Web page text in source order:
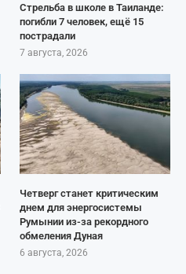
Стрельба в школе в Таиланде:
погибли 7 человек, ещё 15
пострадали
7 августа, 2026
Четверг станет критическим
днем для энергосистемы
Румынии из-за рекордного
обмеления Дуная
6 августа, 2026